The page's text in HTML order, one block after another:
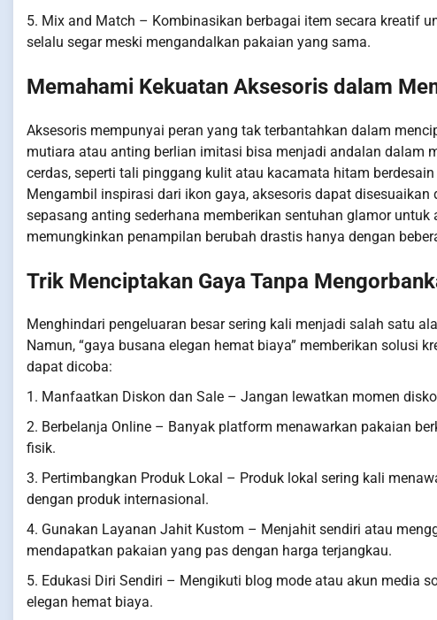
5. Mix and Match – Kombinasikan berbagai item secara kreatif
selalu segar meski mengandalkan pakaian yang sama.
Memahami Kekuatan Aksesoris dalam
Aksesoris mempunyai peran yang tak terbantahkan dalam
mutiara atau anting berlian imitasi bisa menjadi andalan dalam
cerdas, seperti tali pinggang kulit atau kacamata hitam
Mengambil inspirasi dari ikon gaya, aksesoris dapat
sepasang anting sederhana memberikan sentuhan glamor
memungkinkan penampilan berubah drastis hanya dengan
Trik Menciptakan Gaya Tanpa
Menghindari pengeluaran besar sering kali menjadi salah satu
Namun, “gaya busana elegan hemat biaya” memberikan solusi
dapat dicoba:
1. Manfaatkan Diskon dan Sale – Jangan lewatkan momen
2. Berbelanja Online – Banyak platform menawarkan pakaian
fisik.
3. Pertimbangkan Produk Lokal – Produk lokal sering kali
dengan produk internasional.
4. Gunakan Layanan Jahit Kustom – Menjahit sendiri atau
mendapatkan pakaian yang pas dengan harga terjangkau.
5. Edukasi Diri Sendiri – Mengikuti blog mode atau akun media
elegan hemat biaya.